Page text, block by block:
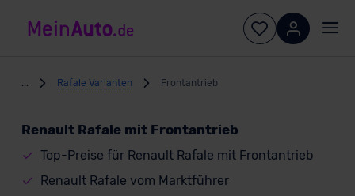
Rafale Varianten Frontantrieb
Renault Rafale mit Frontantrieb
Top-Preise für Renault Rafale mit Frontantrieb
Renault Rafale vom Marktführer